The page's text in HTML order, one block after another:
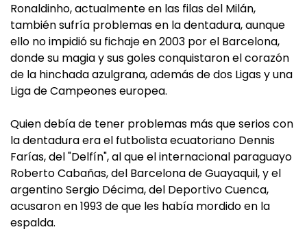
Ronaldinho, actualmente en las filas del Milán,
también sufría problemas en la dentadura, aunque
ello no impidió su fichaje en 2003 por el Barcelona,
donde su magia y sus goles conquistaron el corazón
de la hinchada azulgrana, además de dos Ligas y una
Liga de Campeones europea.
Quien debía de tener problemas más que serios con
la dentadura era el futbolista ecuatoriano Dennis
Farías, del "Delfín", al que el internacional paraguayo
Roberto Cabañas, del Barcelona de Guayaquil, y el
argentino Sergio Décima, del Deportivo Cuenca,
acusaron en 1993 de que les había mordido en la
espalda.